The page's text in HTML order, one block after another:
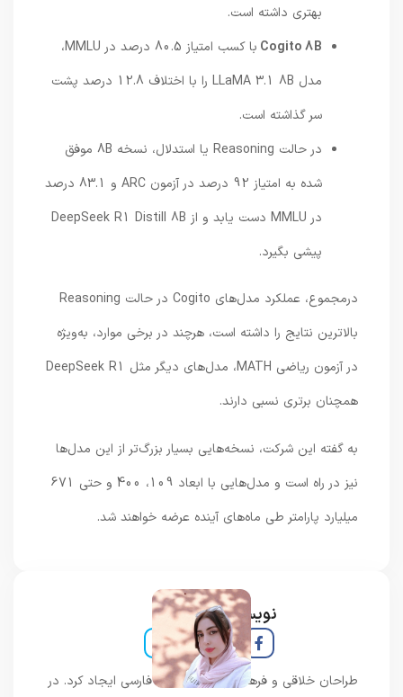
بهتری داشته است.
Cogito 8B
با کسب امتیاز 80.5 درصد در MMLU،
مدل LLaMA 3.1 8B را با اختلاف 12.8 درصد پشت
سر گذاشته است.
در حالت Reasoning یا استدلال، نسخه 8B موفق
شده به امتیاز 92 درصد در آزمون ARC و 83.1 درصد
در MMLU دست یابد و از DeepSeek R1 Distill 8B
پیشی بگیرد.
درمجموع، عملکرد مدل‌های Cogito در حالت Reasoning
بالاترین نتایج را داشته است، هرچند در برخی موارد، به‌ویژه
در آزمون ریاضی MATH، مدل‌های دیگر مثل DeepSeek R1
همچنان برتری نسبی دارند.
به گفته این شرکت، نسخه‌هایی بسیار بزرگ‌تر از این مدل‌ها
نیز در راه است و مدل‌هایی با ابعاد 109، 400 و حتی 671
میلیارد پارامتر طی ماه‌های آینده عرضه خواهند شد.
نویسنده و خبرنگار
طراحان خلاقی و فرهنگ پیشرو در زبان فارسی ایجاد کرد. در